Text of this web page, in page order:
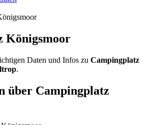
Königsmoor
Daten und Infos zu Campingplatz
.
über Campingplatz